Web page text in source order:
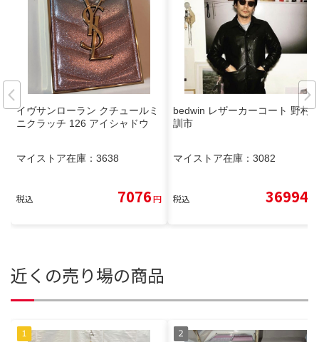
イヴサンローラン クチュールミ
ニクラッチ 126 アイシャドウ
マイストア在庫： 3638
税込 7076円
bedwin レザーカーコート 野村
訓市
マイストア在庫： 3082
税込 36994
近くの売り場の商品